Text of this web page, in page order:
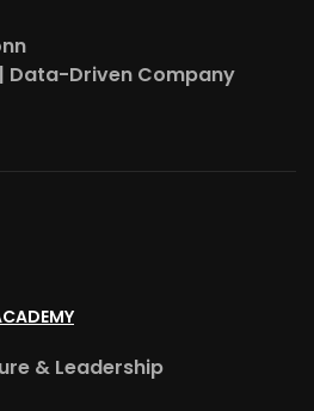
| Data-Driven Company
& Leadership